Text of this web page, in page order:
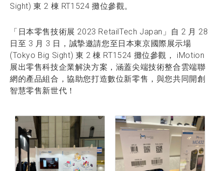
Sight) 東 2 棟 RT1524 攤位參觀。
「日本零售技術展 2023 RetailTech Japan」自 2 月 28
日至 3 月 3 日，誠摯邀請您至日本東京國際展示場
(Tokyo Big Sight) 東 2 棟 RT1524 攤位參觀， iMotion
展出零售科技企業解決方案，涵蓋尖端技術整合雲端聯
網的產品組合，協助您打造數位新零售，與您共同開創
智慧零售新世代！